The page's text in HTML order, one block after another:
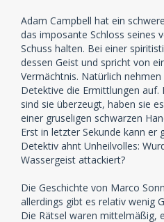
Adam Campbell hat ein
das imposante Schloss seines
Schuss halten. Bei einer
dessen Geist und spricht von
Vermächtnis. Natürlich
Detektive die Ermittlungen
sind sie überzeugt, haben sie
einer gruseligen schwarzen
Erst in letzter Sekunde kann
Detektiv ahnt Unheilvolles:
Wassergeist attackiert?
Die Geschichte von Marco
allerdings gibt es relativ wenig
Die Rätsel waren mittelmäßig,